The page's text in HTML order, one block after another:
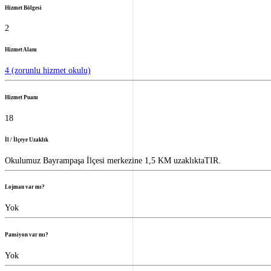
Hizmet Bölgesi
2
Hizmet Alanı
4 (zorunlu hizmet okulu)
Hizmet Puanı
18
İl / İlçeye Uzaklık
Okulumuz Bayrampaşa İlçesi merkezine 1,5 KM uzaklıktaTIR.
Lojman var mı?
Yok
Pansiyon var mı?
Yok